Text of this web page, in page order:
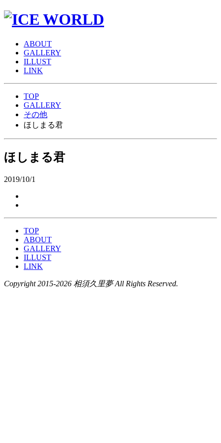
ABOUT
GALLERY
ILLUST
LINK
TOP
GALLERY
その他
ほしまる君
ほしまる君
2019/10/1
TOP
ABOUT
GALLERY
ILLUST
LINK
Copyright 2015-2026 相須久里夢 All Rights Reserved.